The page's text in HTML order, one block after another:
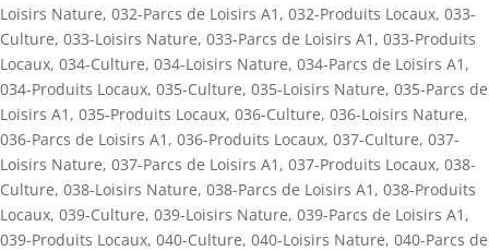
Loisirs Nature, 032-Parcs de Loisirs A1 , 032-Produits Locaux, 033-
Culture, 033-Loisirs Nature, 033-Parcs de Loisirs A1 , 033-Produits
Locaux, 034-Culture, 034-Loisirs Nature, 034-Parcs de Loisirs A1 ,
034-Produits Locaux, 035-Culture, 035-Loisirs Nature, 035-Parcs de
Loisirs A1 , 035-Produits Locaux, 036-Culture, 036-Loisirs Nature,
036-Parcs de Loisirs A1 , 036-Produits Locaux, 037-Culture, 037-
Loisirs Nature, 037-Parcs de Loisirs A1 , 037-Produits Locaux, 038-
Culture, 038-Loisirs Nature, 038-Parcs de Loisirs A1 , 038-Produits
Locaux, 039-Culture, 039-Loisirs Nature, 039-Parcs de Loisirs A1 ,
039-Produits Locaux, 040-Culture, 040-Loisirs Nature, 040-Parcs de